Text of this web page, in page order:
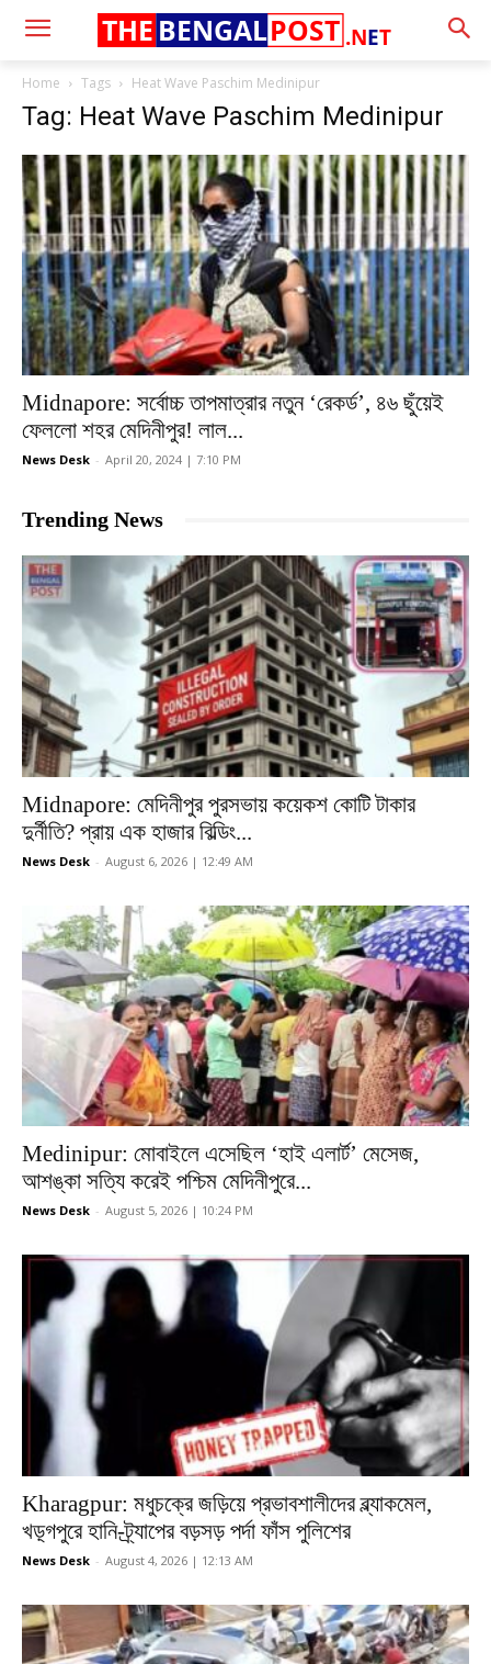
.NET
THE BENGALPOST
Home Tags Heat Wave Paschim Medinipur
Tag: Heat Wave Paschim Medinipur
Midnapore: সর্বোচ্চ তাপমাত্রার নতুন ‘রেকর্ড’, ৪৬ ছুঁয়েই
ফেললো শহর মেদিনীপুর! লাল...
News Desk - April 20, 2024 | 7:10 PM
Trending News
Midnapore: মেদিনীপুর পুরসভায় কয়েকশ কোটি টাকার
দুর্নীতি? প্রায় এক হাজার বিল্ডিং...
News Desk - August 6, 2026 | 12:49 AM
Medinipur: মোবাইলে এসেছিল ‘হাই এলার্ট’ মেসেজ,
আশঙ্কা সত্যি করেই পশ্চিম মেদিনীপুরে...
News Desk - August 5, 2026 | 10:24 PM
Kharagpur: মধুচক্রে জড়িয়ে প্রভাবশালীদের ব্ল্যাকমেল,
খড়্গপুরে হানি-ট্র্যাপের বড়সড় পর্দা ফাঁস পুলিশের
News Desk - August 4, 2026 | 12:13 AM